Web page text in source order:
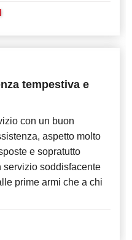
tempestiva e
con un buon
aspetto molto
e sopratutto
servizio soddisfacente
prime armi che a chi